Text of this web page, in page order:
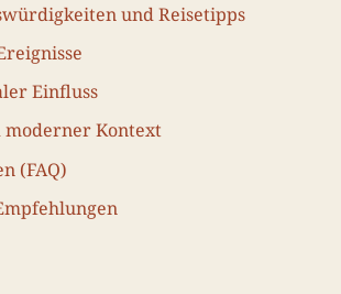
und Reisetipps
Einfluss
Kontext
(FAQ)